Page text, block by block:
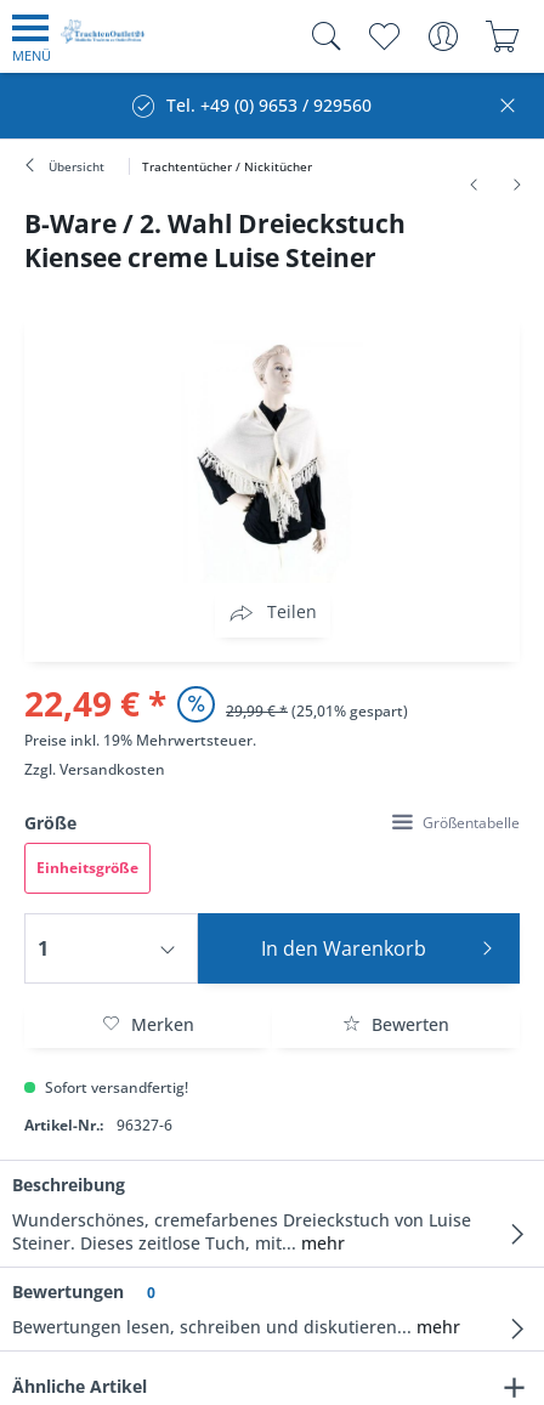
MENÜ
Tel. +49 (0) 9653 / 929560
Übersicht Trachtentücher / Nickitücher
B-Ware / 2. Wahl Dreieckstuch
Kiensee creme Luise Steiner
Teilen
22,49 € * 29,99 € *(25,01% gespart)
Preise inkl. 19% Mehrwertsteuer.
Zzgl.Versandkosten
Größe Größentabelle
Einheitsgröße
In den Warenkorb
Merken Bewerten
Sofort versandfertig!
Artikel-Nr.:
96327-6
Beschreibung
Wunderschönes, cremefarbenes Dreieckstuch von Luise
Steiner. Dieses zeitlose Tuch, mit... mehr
Bewertungen 0
Bewertungen lesen, schreiben und diskutieren... mehr
Ähnliche Artikel